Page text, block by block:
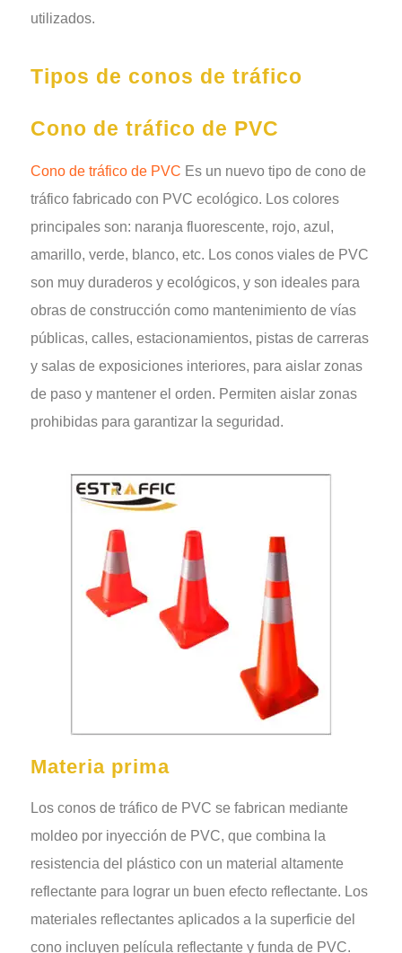
utilizados.
Tipos de conos de tráfico
Cono de tráfico de PVC
Cono de tráfico de PVC Es un nuevo tipo de cono de
tráfico fabricado con PVC ecológico. Los colores
principales son: naranja fluorescente, rojo, azul,
amarillo, verde, blanco, etc. Los conos viales de PVC
son muy duraderos y ecológicos, y son ideales para
obras de construcción como mantenimiento de vías
públicas, calles, estacionamientos, pistas de carreras
y salas de exposiciones interiores, para aislar zonas
de paso y mantener el orden. Permiten aislar zonas
prohibidas para garantizar la seguridad.
Materia prima
Los conos de tráfico de PVC se fabrican mediante
moldeo por inyección de PVC, que combina la
resistencia del plástico con un material altamente
reflectante para lograr un buen efecto reflectante. Los
materiales reflectantes aplicados a la superficie del
cono incluyen película reflectante y funda de PVC.